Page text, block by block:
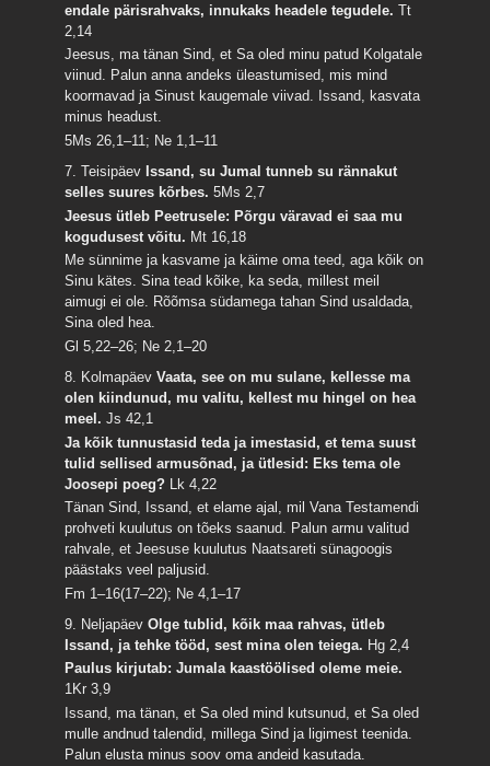
endale pärisrahvaks, innukaks headele tegudele.Tt
2,14
Jeesus, ma tänan Sind, et Sa oled minu patud Kolgatale
viinud. Palun anna andeks üleastumised, mis mind
koormavad ja Sinust kaugemale viivad. Issand, kasvata
minus headust.
5Ms 26,1–11; Ne 1,1–11
7. Teisipäev Issand, su Jumal tunneb su rännakut
selles suures kõrbes.5Ms 2,7
Jeesus ütleb Peetrusele: Põrgu väravad ei saa mu
kogudusest võitu. Mt 16,18
Me sünnime ja kasvame ja käime oma teed, aga kõik on
Sinu kätes. Sina tead kõike, ka seda, millest meil
aimugi ei ole. Rõõmsa südamega tahan Sind usaldada,
Sina oled hea.
Gl 5,22–26; Ne 2,1–20
8. KolmapäevVaata, see on mu sulane, kellesse ma
olen kiindunud, mu valitu, kellest mu hingel on hea
meel.Js 42,1
Ja kõik tunnustasid teda ja imestasid, et tema suust
tulid sellised armusõnad, ja ütlesid: Eks tema ole
Joosepi poeg? Lk 4,22
Tänan Sind, Issand, et elame ajal, mil Vana Testamendi
prohveti kuulutus on tõeks saanud. Palun armu valitud
rahvale, et Jeesuse kuulutus Naatsareti sünagoogis
päästaks veel paljusid.
Fm 1–16(17–22); Ne 4,1–17
9. NeljapäevOlge tublid, kõik maa rahvas, ütleb
Issand, ja tehke tööd, sest mina olen teiega. Hg 2,4
Paulus kirjutab: Jumala kaastöölised oleme meie.
1Kr 3,9
Issand, ma tänan, et Sa oled mind kutsunud, et Sa oled
mulle andnud talendid, millega Sind ja ligimest teenida.
Palun elusta minus soov oma andeid kasutada.